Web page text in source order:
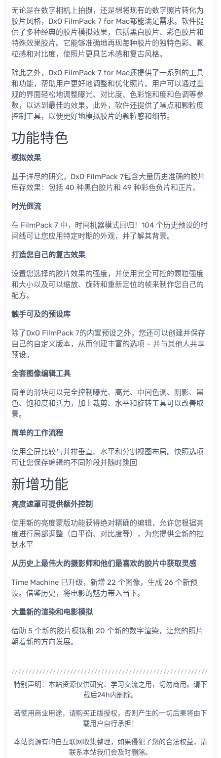
无论是在数字相机上拍摄，还是想将现有的数字照片转化为
胶片风格，DxO FilmPack 7 for Mac都能满足需求。软件提
供了多种经典的胶片模拟效果，包括黑白胶片、彩色胶片和
特殊效果胶片。它能够准确地再现每种胶片的独特色彩、颗
粒感和对比度，使照片更具艺术感和复古风格。
除此之外，DxO FilmPack 7 for Mac还提供了一系列的工具
和功能，帮助用户更好地调整和优化照片。用户可以通过直
观的界面轻松地调整曝光、对比度、色彩饱和度和色调等参
数，以达到最佳的效果。此外，软件还提供了噪点和颗粒度
控制工具，以便更好地模拟胶片的颗粒感和细节。
功能特色
模拟效果
基于详尽的研究，DxO FilmPack 7包含大量历史准确的胶片
库存效果：包括 40 种黑白胶片和 49 种彩色负片和正片。
时光倒流
在 FilmPack 7 中，时间机器模式回归！104 个历史预设的时
间线可让您应用特定时期的外观，并了解其背景。
打造您自己的复古效果
设置您选择的胶片效果的强度，并使用完全可控的颗粒强度
和大小以及可以缩放、旋转和重新定位的帧来制作您自己的
配方。
触手可及的预设库
除了DxO FilmPack 7的内置预设之外，您还可以创建并保存
自己的自定义版本，从而创建丰富的选项 – 并与其他人共享
预设。
全套图像编辑工具
简单的滑块可以完全控制曝光、高光、中间色调、阴影、黑
色、饱和度和活力，加上裁剪、水平和旋转工具可以改善取
景。
简单的工作流程
使用全屏比较与并排垂直、水平和分割视图布局。快照选项
可让您保存编辑的不同阶段并随时跳回
新增功能
亮度遮罩可提供额外控制
使用新的亮度蒙版功能获得绝对精确的编辑，允许您根据亮
度进行局部调整（白平衡、对比度等），为您提供全新的控
制水平
从历史上最伟大的摄影师和他们最喜欢的胶片中获取灵感
Time Machine 已升级，新增 22 个图像，生成 26 个新预
设。借鉴历史，将电影的魅力带入当下。
大量新的渲染和电影模拟
借助 5 个新的胶片模拟和 20 个新的数字渲染，让您的照片
朝着新的方向发展。
特别声明：本站资源仅供研究、学习交流之用，切勿商用。请下
载后24h内删除。
若使用商业用途，请购买正版授权，否则产生的一切后果将由下
载用户自行承担！
本站资源有的自互联网收集整理，如果侵犯了您的合法权益，请
联系本站我们会及时删除。